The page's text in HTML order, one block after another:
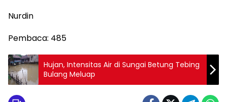
Nurdin
Pembaca: 485
Hujan, Intensitas Air di Sungai Betung Tebing
Bulang Meluap